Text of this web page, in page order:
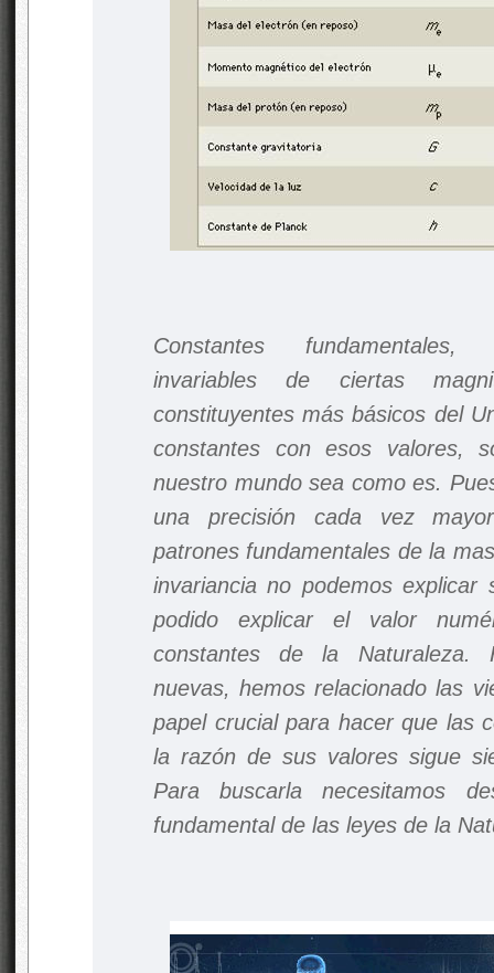
Constantes fundamentales,
invariables de ciertas
constituyentes más básicos del
constantes con esos valores,
nuestro mundo sea como es.
una precisión cada vez
patrones fundamentales de la
invariancia no podemos explicar
podido explicar el valor
constantes de la Naturaleza.
nuevas, hemos relacionado las
papel crucial para hacer que las
la razón de sus valores sigue
Para buscarla necesitamos
fundamental de las leyes de la